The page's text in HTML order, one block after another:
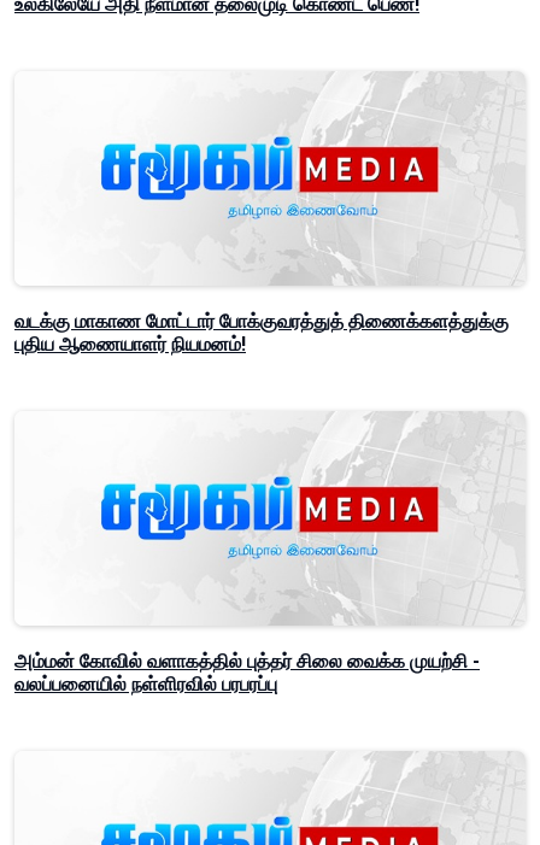
வடக்கு மாகாண மோட்டார் போக்குவரத்துத் திணைக்களத்துக்கு
புதிய ஆணையாளர் நியமனம்!
அம்மன் கோவில் வளாகத்தில் புத்தர் சிலை வைக்க முயற்சி -
வலப்பனையில் நள்ளிரவில் பரபரப்பு